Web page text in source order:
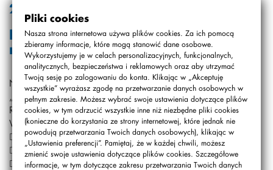
Pliki cookies
Nasza strona internetowa używa plików cookies. Za ich pomocą
zbieramy informacje, które mogą stanowić dane osobowe.
Wykorzystujemy je w celach personalizacyjnych, funkcjonalnych,
analitycznych, bezpieczeństwa i reklamowych oraz aby utrzymać
Twoją sesję po zalogowaniu do konta. Klikając w „Akceptuję
wszystkie” wyrażasz zgodę na przetwarzanie danych osobowych w
pełnym zakresie. Możesz wybrać swoje ustawienia dotyczące plików
cookies, w tym odrzucić wszystkie inne niż niezbędne pliki cookies
(konieczne do korzystania ze strony internetowej, które jednak nie
powodują przetwarzania Twoich danych osobowych), klikając w
„Ustawienia preferencji”. Pamiętaj, że w każdej chwili, możesz
zmienić swoje ustawienia dotyczące plików cookies. Szczegółowe
informacje, w tym dotyczące zakresu przetwarzania Twoich danych
2015.01.16
Nagrodzeni w konkursie
matematycznym
NAGRODZENI W KONKURSIE MATEMATYCZNYM
„ALFIK”
ROK SZKOLNY 2014/2015
WYNIK BARDZO DOBRY
 Adam Gardocki kl. 2a
 Zofia Maciołek kl. 2b
 Szymon Szeliga kl. 6b